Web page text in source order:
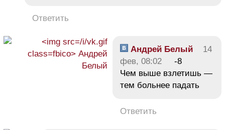
Ответить
Андрей Белый
14
фев, 08:02
-8
Чем выше взлетишь —
тем больнее падать
Ответить